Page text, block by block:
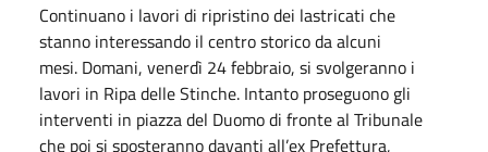
Continuano i lavori di ripristino dei lastricati che
stanno interessando il centro storico da alcuni
mesi. Domani, venerdì 24 febbraio, si svolgeranno i
lavori in Ripa delle Stinche. Intanto proseguono gli
interventi in piazza del Duomo di fronte al Tribunale
che poi si sposteranno davanti all’ex Prefettura,